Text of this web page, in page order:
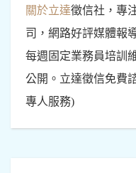
關於立達徵信社，專
司，網路好評媒體報
每週固定業務員培訓
公開。立達徵信免費
專人服務)